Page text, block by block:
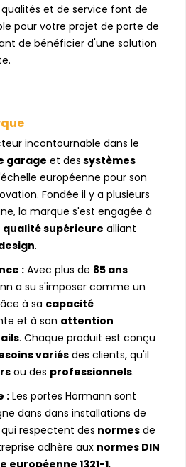
et de service font de
pour votre projet de porte de
de bénéficier d'une solution
incontournable dans le
garage et des systèmes
européenne pour son
Fondée il y a plusieurs
la marque s'est engagée à
supérieure alliant
.
: Avec plus de 85 ans
a su s'imposer comme un
à sa capacité
et à son attention
. Chaque produit est conçu
variésdes clients, qu'il
ou des professionnels.
: Les portes Hörmann sont
dans dans installations de
respectent des normes de
adhère aux normes DIN